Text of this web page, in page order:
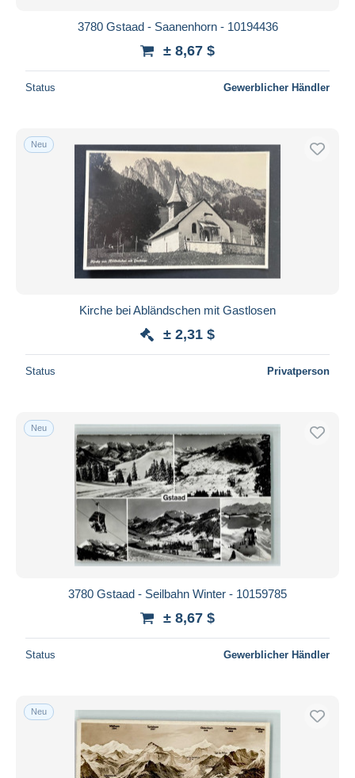
3780 Gstaad - Saanenhorn - 10194436
± 8,67 $
Status Gewerblicher Händler
Neu
Kirche bei Abländschen mit Gastlosen
± 2,31 $
Status Privatperson
Neu
3780 Gstaad - Seilbahn Winter - 10159785
± 8,67 $
Status Gewerblicher Händler
Neu